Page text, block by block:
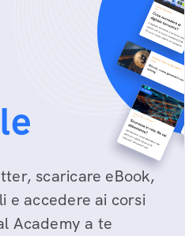
scaricare eBook,
e accedere ai corsi
Academy a te